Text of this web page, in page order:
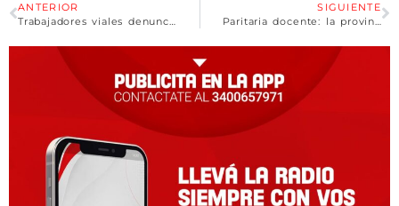
ANTERIOR
SIGUIENTE